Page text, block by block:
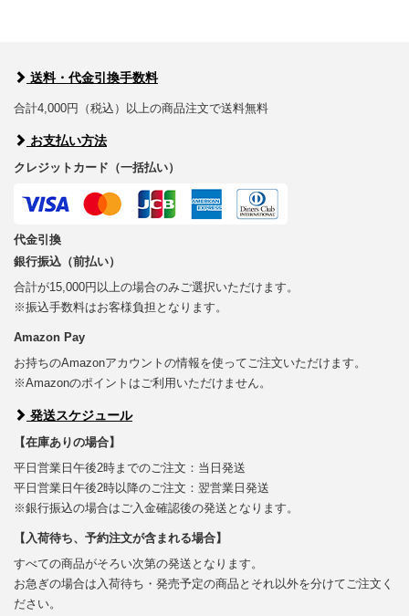
送料・代金引換手数料
合計4,000円（税込）以上の商品注文で送料無料
お支払い方法
クレジットカード（一括払い）
代金引換
銀行振込（前払い）
合計が15,000円以上の場合のみご選択いただけます。
※振込手数料はお客様負担となります。
Amazon Pay
お持ちのAmazonアカウントの情報を使ってご注文いただけます。
※Amazonのポイントはご利用いただけません。
発送スケジュール
【在庫ありの場合】
平日営業日午後2時までのご注文：当日発送
平日営業日午後2時以降のご注文：翌営業日発送
※銀行振込の場合はご入金確認後の発送となります。
【入荷待ち、予約注文が含まれる場合】
すべての商品がそろい次第の発送となります。
お急ぎの場合は入荷待ち・発売予定の商品とそれ以外を分けてご注文く
ださい。